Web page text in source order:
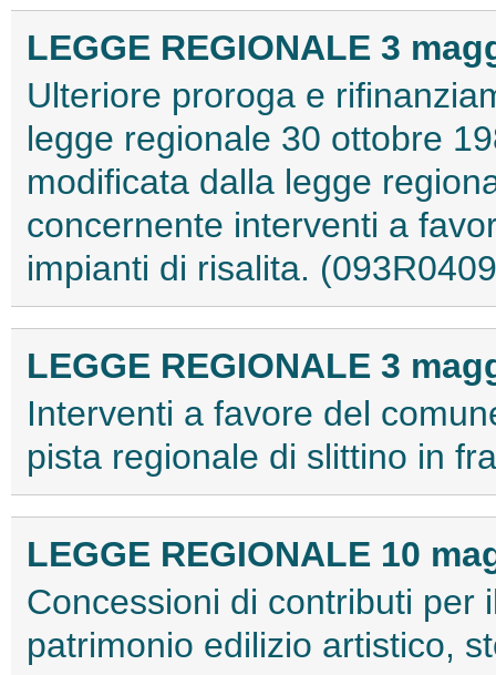
LEGGE REGIONALE 3
Ulteriore proroga e
legge regionale 30 ottobre
modificata dalla legge
concernente interventi a
impianti di risalita.
LEGGE REGIONALE 3
Interventi a favore del
pista regionale di slittino in
LEGGE REGIONALE 10
Concessioni di contributi per
patrimonio edilizio artistico,